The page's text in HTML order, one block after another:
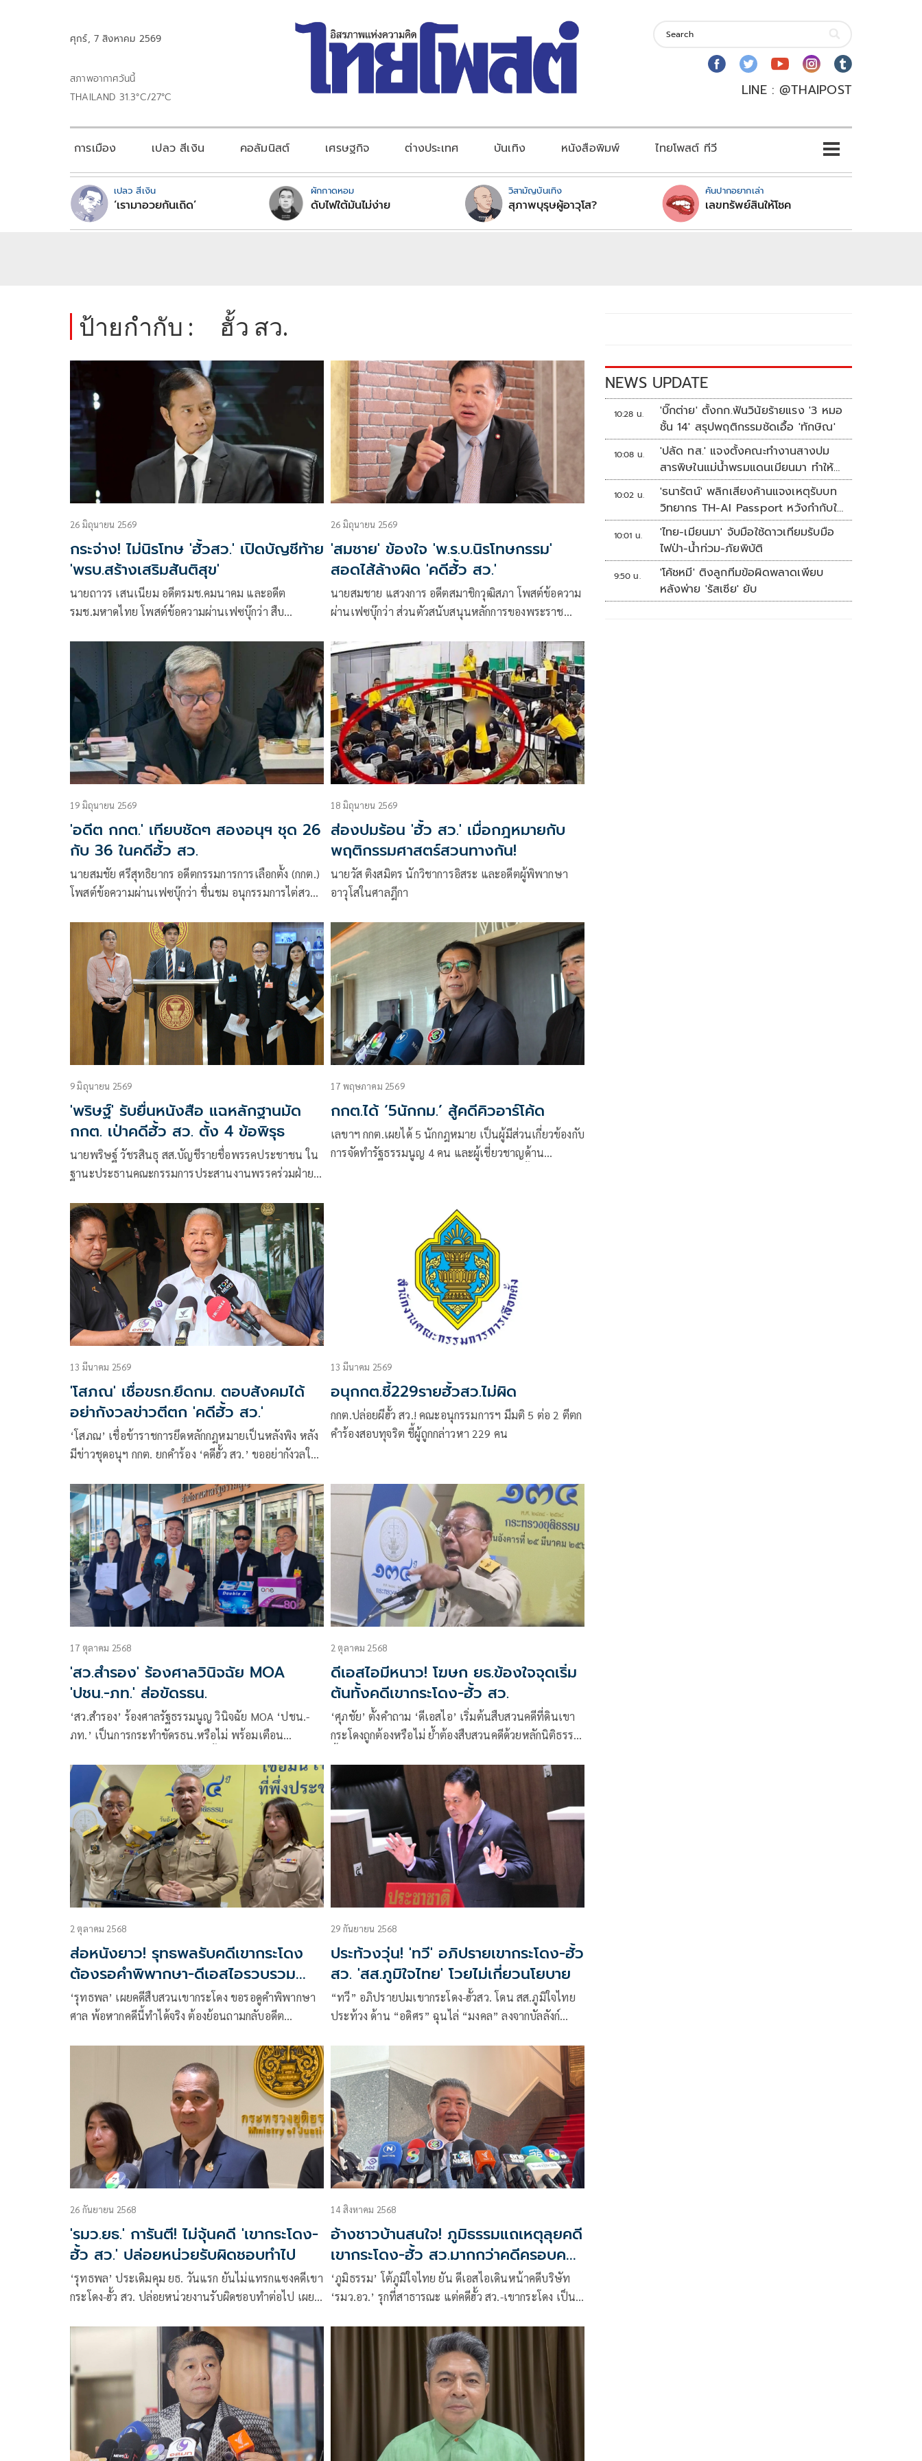
ศุกร์, 7 สิงหาคม 2569
สภาพอากาศวันนี้
THAILAND 31.3°C/27°C
LINE : @THAIPOST
การเมือง เปลว สีเงิน คอลัมนิสต์ เศรษฐกิจ ต่างประเทศ บันเทิง หนังสือพิมพ์ ไทยโพสต์ ทีวี
เปลว สีเงิน
‘เรามาอวยกันเถิด’
ผักกาดหอม
ดับไฟใต้มันไม่ง่าย
วิสามัญบันเทิง
สุภาพบุรุษผู้อาวุโส?
คันปากอยากเล่า
เลขทรัพย์สินให้โชค
ป้ายกำกับ : ฮั้ว สว.
26 มิถุนายน 2569
กระจ่าง! ไม่นิรโทษ 'ฮั้วสว.' เปิดบัญชีท้าย
'พรบ.สร้างเสริมสันติสุข'
นายถาวร เสนเนียม อดีตรมช.คมนาคม และอดีต
รมช.มหาดไทย โพสต์ข้อความผ่านเฟซบุ๊กว่า สืบ
การออกกฎหมายนิรโทษกรรมหรือร่างพระราชบัญญัติ
(พ.ร.บ.)
26 มิถุนายน 2569
'สมชาย' ข้องใจ 'พ.ร.บ.นิรโทษกรรม'
สอดไส้ล้างผิด 'คดีฮั้ว สว.'
นายสมชาย แสวงการ อดีตสมาชิกวุฒิสภา โพสต์ข้อความ
ผ่านเฟซบุ๊กว่า ส่วนตัวสนับสนุนหลักการของพระราช
19 มิถุนายน 2569
'อดีต กกต.' เทียบชัดๆ สองอนุฯ ชุด 26
กับ 36 ในคดีฮั้ว สว.
นายสมชัย ศรีสุทธิยากร อดีตกรรมการการเลือกตั้ง (กกต.)
โพสต์ข้อความผ่านเฟซบุ๊กว่า ชื่นชม อนุกรรมการไต่สวน
ชุดที่ 36 ของ กกต.
18 มิถุนายน 2569
ส่องปมร้อน 'ฮั้ว สว.' เมื่อกฎหมายกับ
พฤติกรรมศาสตร์สวนทางกัน!
นายวัส ติงสมิตร นักวิชาการอิสระ และอดีตผู้พิพากษา
อาวุโสในศาลฎีกา
9 มิถุนายน 2569
'พริษฐ์' รับยื่นหนังสือ แฉหลักฐานมัด
กกต. เป่าคดีฮั้ว สว. ตั้ง 4 ข้อพิรุธ
นายพริษฐ์ วัชรสินธุ สส.บัญชีรายชื่อพรรคประชาชน ใน
ฐานะประธานคณะกรรมการประสานงานพรรคร่วมฝ่าย
และพ.ต.อ.มนัส นครศรี ผู้ตรวจการเลือกตั้งในปี 2567
เพื่อร้องเรียนถึงข้อพิรุธการเลือก สว. ครั้งที่ผ่านมาและข้อ
พิรุธการปฏิบัติหน้าที่ของสำนักงานคณะกรรมการการ
เลือกตั้ง (กกต.) ในการจัดการเรื่องสว. ครั้งที่ผ่านมา
17 พฤษภาคม 2569
กกต.ได้ ‘5นักกม.’ สู้คดีคิวอาร์โค้ด
เลขาฯ กกต.เผยได้ 5 นักกฎหมาย เป็นผู้มีส่วนเกี่ยวข้องกับ
การจัดทำรัฐธรรมนูญ 4 คน และผู้เชี่ยวชาญด้าน
13 มีนาคม 2569
'โสภณ' เชื่อขรก.ยึดกม. ตอบสังคมได้
อย่ากังวลข่าวตีตก 'คดีฮั้ว สว.'
‘โสภณ’ เชื่อข้าราชการยึดหลักกฎหมายเป็นหลังพิง หลัง
มีข่าวชุดอนุฯ กกต. ยกคำร้อง ‘คดีฮั้ว สว.’ ขออย่ากังวลใน
13 มีนาคม 2569
อนุกกต.ชี้229รายฮั้วสว.ไม่ผิด
กกต.ปล่อยผีฮั้ว สว.! คณะอนุกรรมการฯ มีมติ 5 ต่อ 2 ตีตก
คำร้องสอบทุจริต ชี้ผู้ถูกกล่าวหา 229 คน
17 ตุลาคม 2568
'สว.สำรอง' ร้องศาลวินิจฉัย MOA
'ปชน.-ภท.' ส่อขัดรธน.
‘สว.สำรอง’ ร้องศาลรัฐธรรมนูญ วินิจฉัย MOA ‘ปชน.-
ภท.’ เป็นการกระทำขัดรธน.หรือไม่ พร้อมเตือน
2 ตุลาคม 2568
ดีเอสไอมีหนาว! โฆษก ยธ.ข้องใจจุดเริ่ม
ต้นทั้งคดีเขากระโดง-ฮั้ว สว.
‘ศุภชัย’ ตั้งคำถาม ‘ดีเอสไอ’ เริ่มต้นสืบสวนคดีที่ดินเขา
กระโดงถูกต้องหรือไม่ ย้ำต้องสืบสวนคดีด้วยหลักนิติธรรม
ศาล รธน.คุ้ยต่อแสดงว่ามีมูล
2 ตุลาคม 2568
ส่อหนังยาว! รุทธพลรับคดีเขากระโดง
ต้องรอคำพิพากษา-ดีเอสไอรวบรวม
หลักฐาน
‘รุทธพล’ เผยคดีสืบสวนเขากระโดง ขอรอดูคำพิพากษา
ศาล พ้อหากคดีนี้ทำได้จริง ต้องย้อนถามกลับอดีต
รัฐบาลหรือไม่อยู่ที่พยานหลักฐานที่ดีเอสไอเสนอมา
29 กันยายน 2568
ประท้วงวุ่น! 'ทวี' อภิปรายเขากระโดง-ฮั้ว
สว. 'สส.ภูมิใจไทย' โวยไม่เกี่ยวนโยบาย
“ทวี” อภิปรายปมเขากระโดง-ฮั้วสว. โดน สส.ภูมิใจไทย
ประท้วง ด้าน “อดิศร” ฉุนไล่ “มงคล” ลงจากบัลลังก์
26 กันยายน 2568
'รมว.ยธ.' การันตี! ไม่จุ้นคดี 'เขากระโดง-
ฮั้ว สว.' ปล่อยหน่วยรับผิดชอบทำไป
‘รุทธพล’ ประเดิมคุม ยธ. วันแรก ยันไม่แทรกแซงคดีเขา
กระโดง-ฮั้ว สว. ปล่อยหน่วยงานรับผิดชอบทำต่อไป เผย
ยาเสพติด
14 สิงหาคม 2568
อ้างชาวบ้านสนใจ! ภูมิธรรมแถเหตุลุยคดี
เขากระโดง-ฮั้ว สว.มากกว่าคดีครอบครัว
รมว.อว.!
‘ภูมิธรรม’ โต้ภูมิใจไทย ยัน ดีเอสไอเดินหน้าคดีบริษัท
‘รมว.อว.’ รุกที่สาธารณะ แต่คดีฮั้ว สว.-เขากระโดง เป็น
บอกคดีหลาย 10 ปีเทียบกับ 6 ปีไม่ได้
NEWS UPDATE
10:28 น.
'บิ๊กต่าย' ตั้งกก.ฟันวินัยร้ายแรง '3 หมอ
ชั้น 14' สรุปพฤติกรรมชัดเอื้อ 'ทักษิณ'
10:08 น.
'ปลัด ทส.' แจงตั้งคณะทำงานสางปม
สารพิษในแม่น้ำพรมแดนเมียนมา ทำให้
แก้ปัญหารวดเร็ว
10:02 น.
'ธนารัตน์' พลิกเสียงค้านแจงเหตุรับบท
วิทยากร TH-AI Passport หวังกำกับใช้
งบเหมาะสม ชูจุดเด่นคนไทยได้ใช้ AI
ระดับโปร ลดเหลื่อมล้ำทางเทคโนโลยี
เซฟงบไปกว่า900ล้าน เชื่อหากใช้เต็มที่
เอกชนขาดทุนย่อยยับ
10:01 น.
'ไทย-เมียนมา' จับมือใช้ดาวเทียมรับมือ
ไฟป่า-น้ำท่วม-ภัยพิบัติ
9:50 น.
'โค้ชหมี' ติงลูกทีมข้อผิดพลาดเพียบ
หลังพ่าย 'รัสเซีย' ยับ